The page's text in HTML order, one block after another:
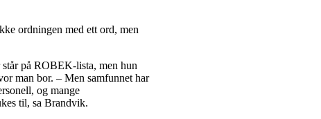
ordningen med ett ord, men
på ROBEK-lista, men hun
man bor. – Men samfunnet har
og mange
til, sa Brandvik.